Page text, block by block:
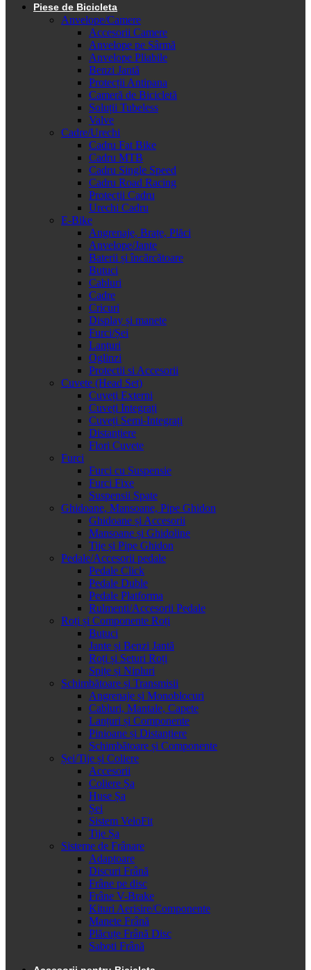
Piese de Bicicleta
Anvelope/Camere
Accesorii Camere
Anvelope pe Sârmă
Anvelope Pliabile
Benzi Jantă
Protecții Antipana
Cameră de Bicicletă
Soluții Tubeless
Valve
Cadre/Urechi
Cadru Fat Bike
Cadru MTB
Cadru Single Speed
Cadru Road Racing
Protecții Cadru
Urechi Cadru
E-Bike
Angrenaje, Brațe, Plăci
Anvelope/Jante
Baterii și încărcătoare
Butuci
Cabluri
Cadre
Cricuri
Display și manete
Furci/Șei
Lanțuri
Oglinzi
Protectii si Accesorii
Cuvete (Head Set)
Cuveți Externi
Cuveți Integrați
Cuveți Semi-Integrați
Distanțiere
Flori Cuvete
Furci
Furci cu Suspensie
Furci Fixe
Suspensii Spate
Ghidoane, Mansoane, Pipe Ghidon
Ghidoane și Accesorii
Mansoane și Ghidoline
Tije și Pipe Ghidon
Pedale/Accesorii pedale
Pedale Click
Pedale Duble
Pedale Platforma
Rulmenti/Accesorii Pedale
Roți și Componente Roți
Butuci
Jante și Benzi Jantă
Roți și Seturi Roți
Spițe și Nipluri
Schimbătoare și Transmisii
Angrenaje și Monoblocuri
Cabluri, Mantale, Capete
Lanțuri și Componente
Pinioane și Distanțiere
Schimbătoare și Componente
Șei/Tije și Coliere
Accesorii
Coliere Șa
Huse Șa
Șei
Sistem VeloFit
Tije Șa
Sisteme de Frânare
Adaptoare
Discuri Frână
Frâne pe disc
Frâne V-Brake
Kituri Aerisire/Componente
Manete Frână
Plăcuțe Frână Disc
Saboti Frână